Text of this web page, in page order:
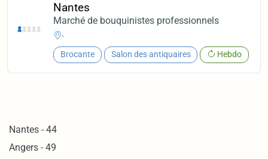
Nantes
Marché de bouquinistes professionnels
-
Brocante Salon des antiquaires Hebdo
Nantes - 44
Angers - 49